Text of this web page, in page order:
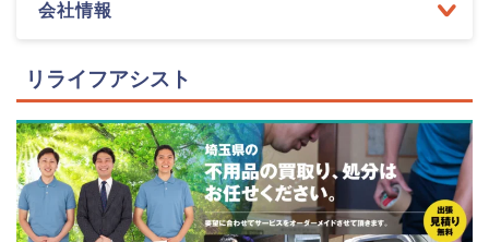
会社情報
リライフアシスト